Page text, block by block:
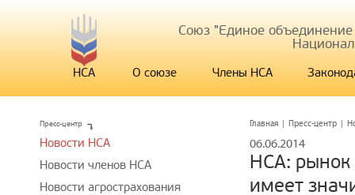
Союз "Единое
НСА О союзе Члены НСА
Главная | Пресс-центр |
06.06.2014
НСА: рынок
имеет
Пресс-центр
Новости НСА
Новости членов НСА
Новости агрострахования